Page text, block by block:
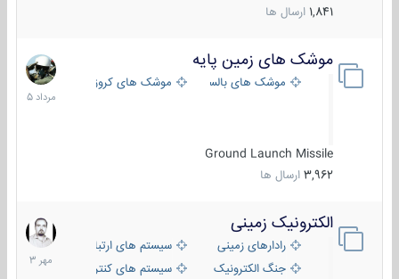
1,841 ارسال ها
موشک های زمین پایه
موشک های بالستیک موشک های کروز
Ground Launch Missile
3,962 ارسال ها
2
مرداد
1405
الکترونیک زمینی
رادارهای زمینی
سیستم های ارتباطی و جمع آوری
جنگ الکترونیک
سیستم های کنترل آتش و تجهیزات
1
مهر
1403